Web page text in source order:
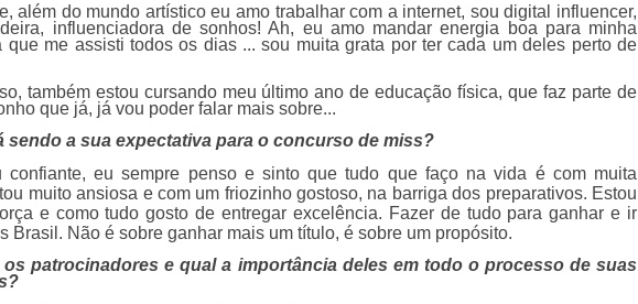
além do mundo artístico eu amo trabalhar com a internet, sou digital influencer,
influenciadora de sonhos! Ah, eu amo mandar energia boa para minha
que me assisti todos os dias ... sou muita grata por ter cada um deles perto de
também estou cursando meu último ano de educação física, que faz parte de
que já, já vou poder falar mais sobre...
sendo a sua expectativa para o concurso de miss?
confiante, eu sempre penso e sinto que tudo que faço na vida é com muita
muito ansiosa e com um friozinho gostoso, na barriga dos preparativos. Estou
e como tudo gosto de entregar excelência. Fazer de tudo para ganhar e ir
Brasil. Não é sobre ganhar mais um título, é sobre um propósito.
os patrocinadores e qual a importância deles em todo o processo de suas